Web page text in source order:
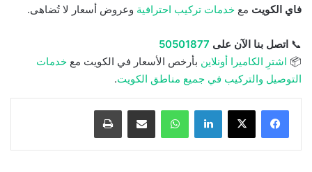
فاي الكويت مع خدمات تركيب احترافية وعروض أسعار لا تُضاهى.
📞 اتصل بنا الآن على 50501877
📦 اشترِ الكاميرا أونلاين بأرخص الأسعار في الكويت مع خدمات
التوصيل والتركيب في جميع مناطق الكويت.
لينكدإن واتساب مشاركة بالبريد الإلكترونيطباعة